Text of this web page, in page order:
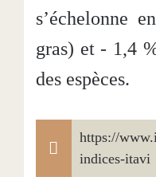
s’échelonne
gras) et - 1,4
des espèces.
https://
indices-itavi